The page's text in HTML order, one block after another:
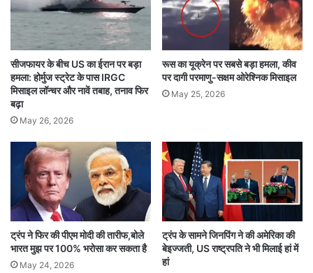
शाम जब सभी लोग क्रिसमस के मौके पर पड़ोस के चर्च में
प्रार्थना करने गए तो उपद्रवियों ने खालीपन का फायदा
उठाकर घरों को जला दिया।
वहीं, ईसाई समुदाय से जुड़े लोगों ने बताया कि ये उनकी ही
जमीन है। पहले इस इलाके का नाम तंगझिरी पारा था। इस
पर बेनजीर अहमद के लोगों ने कब्जा कर लिया था और यहां
का नाम बदलकर एसपी गार्डन कर दिया था।पीड़ित परिवार
के सदस्य गंगा मणि त्रिपुरा ने कहा कि उन्हें 17 नवंबर से ही
इलाका खाली करने को कहा जा रहा था। वे यहां रहने के
लिए बड़ी रकम की मांग कर रहे थे। गंगा ने कहा कि उसने
स्टीफन त्रिपुरा समेत 15 लोगों के खिलाफ लामा पुलिस
सीजफायर के बीच US का ईरान पर बड़ा
हमला: होर्मुज स्ट्रेट के पास IRGC
मिसाइल लॉन्चर और नावें तबाह, तनाव फिर
बढ़ा
May 26, 2026
रूस का यूक्रेन पर सबसे बड़ा हमला, कीव
पर दागी परमाणु-सक्षम ओरेश्निक मिसाइल
May 25, 2026
ट्रंप ने फिर की पीएम मोदी की तारीफ,बोले
भारत मुझ पर 100% भरोसा कर सकता है
May 24, 2026
ट्रंप के सामने जिनपिंग ने की अमेरिका की
बेइज्जती, US राष्ट्रपति ने भी मिलाई हां में
हां